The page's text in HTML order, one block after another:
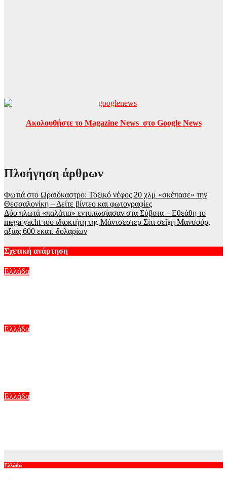
Ακολουθήστε το Magazine News στο Google News
Πλοήγηση άρθρων
Φωτιά στο Ωραιόκαστρο: Τοξικό νέφος 20 χλμ «σκέπασε» την
Θεσσαλονίκη – Δείτε βίντεο και φωτογραφίες
Δύο πλωτά «παλάτια» εντυπωσίασαν στα Σύβοτα – Εθεάθη το
mega yacht του ιδιοκτήτη της Μάντσεστερ Σίτι σεΐχη Μανσούρ,
αξίας 600 εκατ. δολαρίων
Σχετική ανάρτηση
Ελλάδα
Ελλάδα
Ελλάδα
Ελλάδα